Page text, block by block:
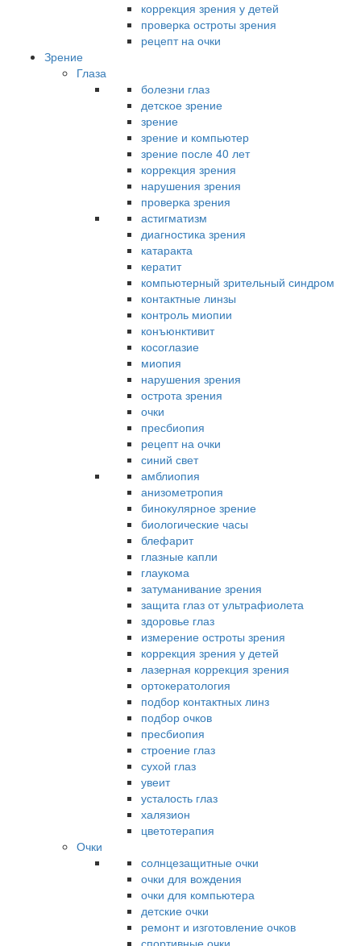
коррекция зрения у детей
проверка остроты зрения
рецепт на очки
Зрение
Глаза
болезни глаз
детское зрение
зрение
зрение и компьютер
зрение после 40 лет
коррекция зрения
нарушения зрения
проверка зрения
астигматизм
диагностика зрения
катаракта
кератит
компьютерный зрительный синдром
контактные линзы
контроль миопии
конъюнктивит
косоглазие
миопия
нарушения зрения
острота зрения
очки
пресбиопия
рецепт на очки
синий свет
амблиопия
анизометропия
бинокулярное зрение
биологические часы
блефарит
глазные капли
глаукома
затуманивание зрения
защита глаз от ультрафиолета
здоровье глаз
измерение остроты зрения
коррекция зрения у детей
лазерная коррекция зрения
ортокератология
подбор контактных линз
подбор очков
пресбиопия
строение глаз
сухой глаз
увеит
усталость глаз
халязион
цветотерапия
Очки
солнцезащитные очки
очки для вождения
очки для компьютера
детские очки
ремонт и изготовление очков